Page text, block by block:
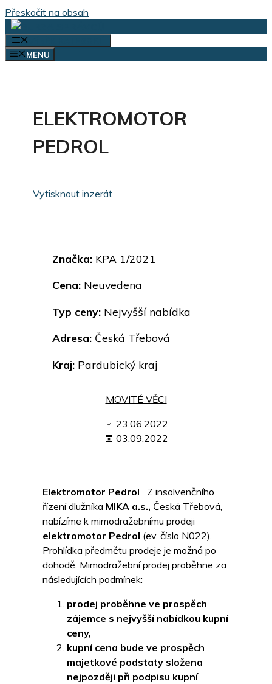
Přeskočit na obsah
MENU
ELEKTROMOTOR
PEDROL
Vytisknout inzerát
Značka: KPA 1/2021
Cena: Neuvedena
Typ ceny: Nejvyšší nabídka
Adresa: Česká Třebová
Kraj: Pardubický kraj
MOVITÉ VĚCI
23.06.2022
03.09.2022
Elektromotor Pedrol Z insolvenčního
řízení dlužníka MIKA a.s., Česká Třebová,
nabízíme k mimodražebnímu prodeji
elektromotor Pedrol (ev. číslo N022).
Prohlídka předmětu prodeje je možná po
dohodě. Mimodražební prodej proběhne za
následujících podmínek:
prodej proběhne ve prospěch
zájemce s nejvyšší nabídkou kupní
ceny,
kupní cena bude ve prospěch
majetkové podstaty složena
nejpozději při podpisu kupní